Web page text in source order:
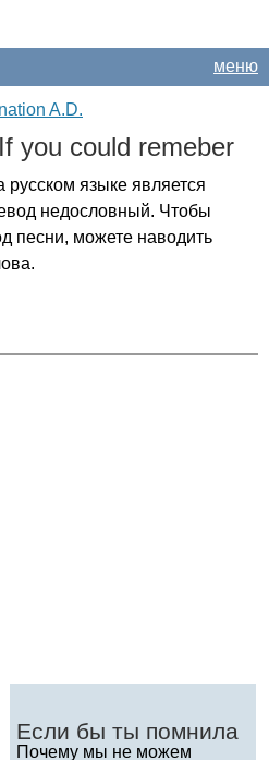
меню
A.D.
If you could remeber
языке является
недословный. Чтобы
песни, можете наводить
Если бы ты помнила
Почему мы не можем